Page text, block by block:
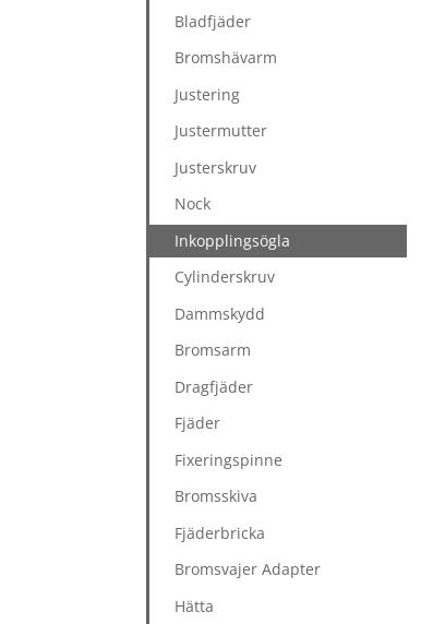
Bladfjäder
Bromshävarm
Justering
Justermutter
Justerskruv
Nock
Inkopplingsögla
Cylinderskruv
Dammskydd
Bromsarm
Dragfjäder
Fjäder
Fixeringspinne
Bromsskiva
Fjäderbricka
Bromsvajer Adapter
Hätta